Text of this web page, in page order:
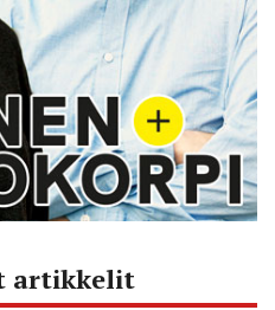
artikkelit